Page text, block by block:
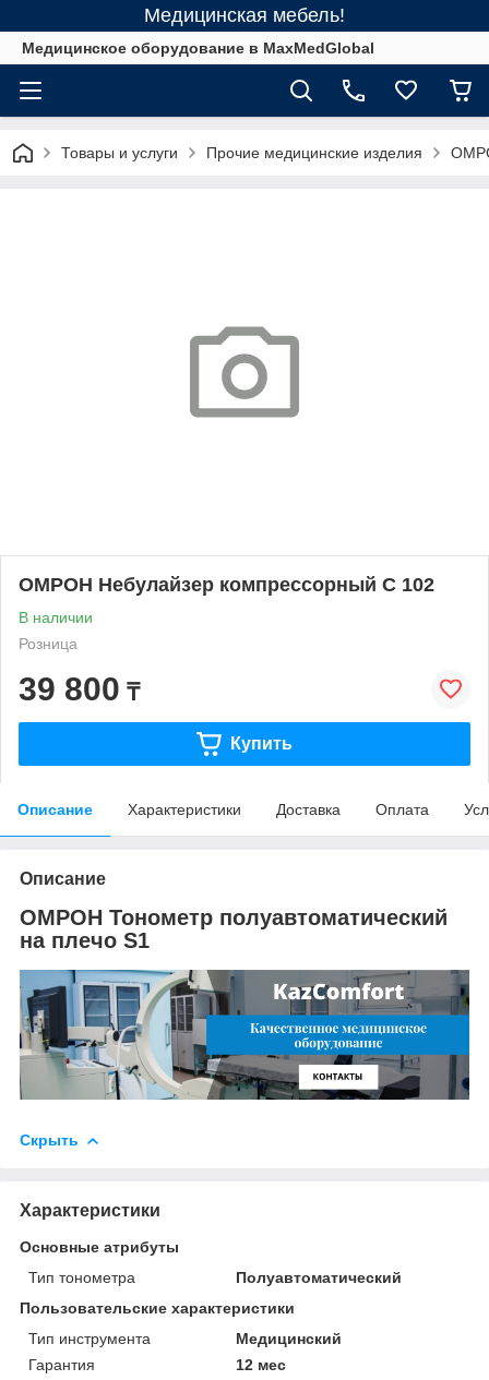
Медицинская мебель!
Медицинское оборудование в MaxMedGlobal
Товары и услуги Прочие медицинские изделия
ОМРОН Небулайзер компрессорный С 102
В наличии
Розница
39 800 ₸
Купить
Описание Характеристики Доставка Оплата
Описание
ОМРОН Тонометр полуавтоматический
на плечо S1
Скрыть
Характеристики
Основные атрибуты
Тип тонометра
Полуавтоматический
Пользовательские характеристики
Тип инструмента
Медицинский
Гарантия
12 мес